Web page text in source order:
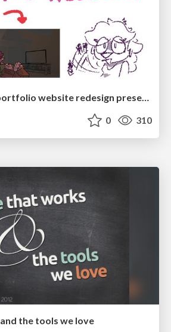
sira's awesome portfolio website redesign presentation
0 310
the tools we love